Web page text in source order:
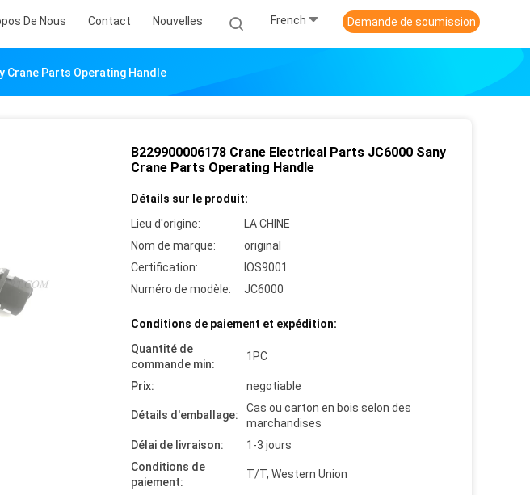
De Nous Contact Nouvelles French Demande de soumission
Crane Parts Operating Handle
B229900006178 Crane Electrical Parts JC6000 Sany
Crane Parts Operating Handle
Détails sur le produit:
Lieu d'origine:
LA CHINE
Nom de marque:
original
Certification:
IOS9001
Numéro de modèle:
JC6000
Conditions de paiement et expédition:
Quantité de
commande min:
1PC
Prix: negotiable
Détails d'emballage:
Cas ou carton en bois selon des
marchandises
Délai de livraison:
1-3 jours
Conditions de
paiement:
T/T, Western Union